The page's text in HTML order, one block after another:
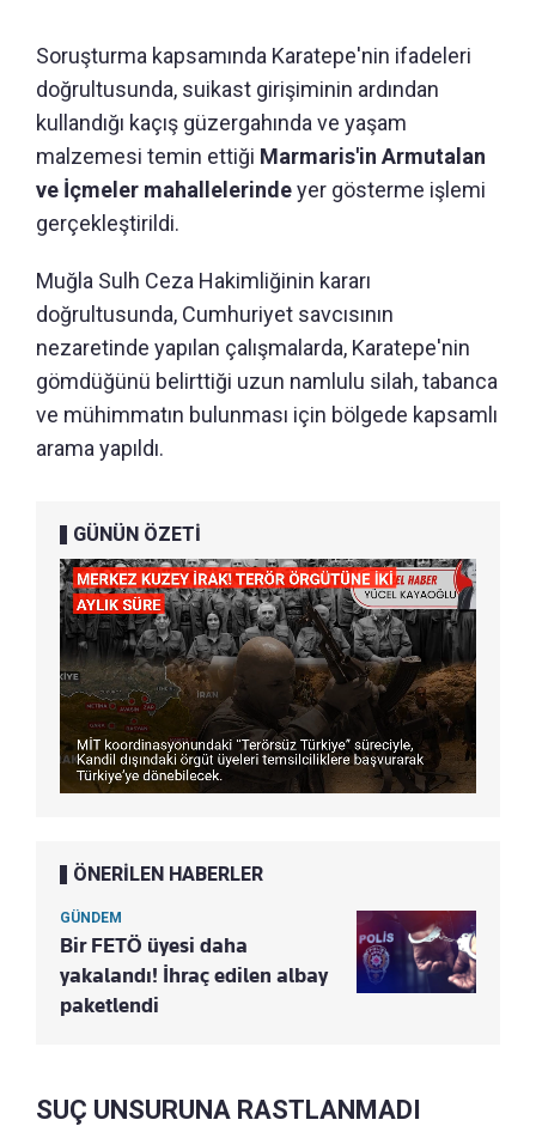
Soruşturma kapsamında Karatepe'nin ifadeleri
doğrultusunda, suikast girişiminin ardından
kullandığı kaçış güzergahında ve yaşam
malzemesi temin ettiği Marmaris'in Armutalan
ve İçmeler mahallelerindeyer gösterme işlemi
gerçekleştirildi.
Muğla Sulh Ceza Hakimliğinin kararı
doğrultusunda, Cumhuriyet savcısının
nezaretinde yapılan çalışmalarda, Karatepe'nin
gömdüğünü belirttiği uzun namlulu silah, tabanca
ve mühimmatın bulunması için bölgede kapsamlı
arama yapıldı.
GÜNÜN ÖZETİ
ÖNERİLEN HABERLER
GÜNDEM
Bir FETÖ üyesi daha
yakalandı! İhraç edilen albay
paketlendi
SUÇ UNSURUNA RASTLANMADI